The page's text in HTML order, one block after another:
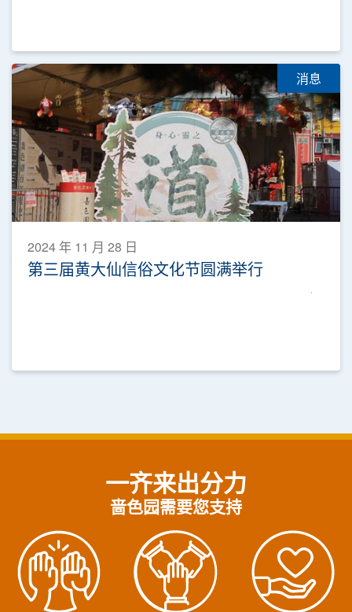
消息
2024 年 11 月 28 日
第三届黄大仙信俗文化节圆满举行
一齐来出分力
啬色园需要您支持